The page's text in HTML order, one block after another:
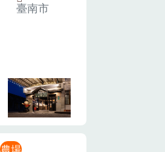
臺南市